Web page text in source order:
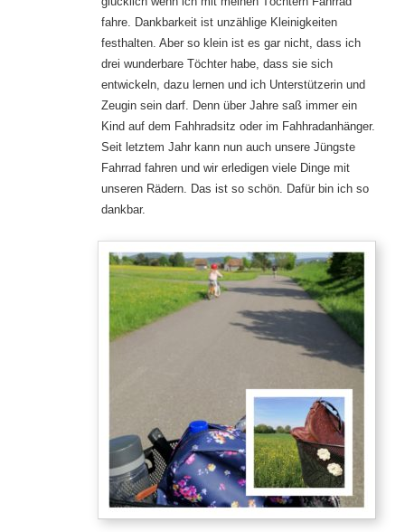
fahre. Dankbarkeit ist unzählige Kleinigkeiten
festhalten. Aber so klein ist es gar nicht, dass ich
drei wunderbare Töchter habe, dass sie sich
entwickeln, dazu lernen und ich Unterstützerin und
Zeugin sein darf. Denn über Jahre saß immer ein
Kind auf dem Fahhradsitz oder im Fahhradanhänger.
Seit letztem Jahr kann nun auch unsere Jüngste
Fahrrad fahren und wir erledigen viele Dinge mit
unseren Rädern. Das ist so schön. Dafür bin ich so
dankbar.